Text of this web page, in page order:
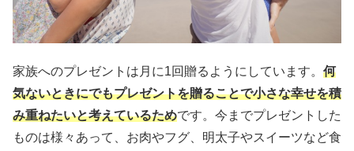
家族へのプレゼントは月に1回贈るようにしています。 何
気ないときにでもプレゼントを贈ることで小さな幸せを積
み重ねたいと考えているためです。今までプレゼントした
ものは様々あって、お肉やフグ、明太子やスイーツなど食